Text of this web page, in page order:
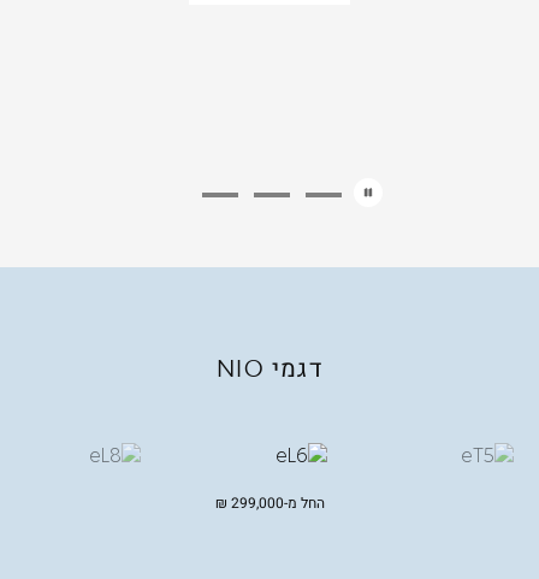
דגמי
החל מ-299,000
₪